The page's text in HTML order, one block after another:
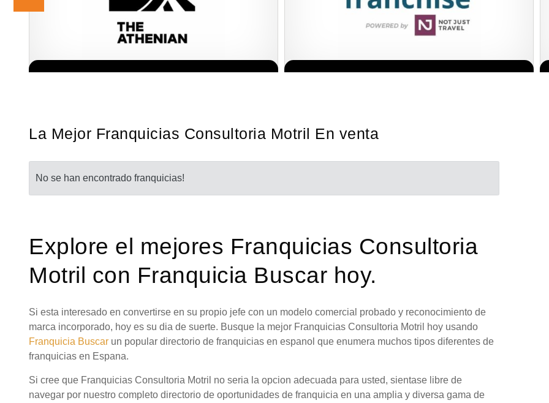
La Mejor Franquicias Consultoria Motril En venta
No se han encontrado franquicias!
Explore el mejores Franquicias Consultoria
Motril con Franquicia Buscar hoy.
Si esta interesado en convertirse en su propio jefe con un modelo comercial probado y reconocimiento de
marca incorporado, hoy es su dia de suerte. Busque la mejor Franquicias Consultoria Motril hoy usando
Franquicia Buscar un popular directorio de franquicias en espanol que enumera muchos tipos diferentes de
franquicias en Espana.
Si cree que Franquicias Consultoria Motril no seria la opcion adecuada para usted, sientase libre de
navegar por nuestro completo directorio de oportunidades de franquicia en una amplia y diversa gama de